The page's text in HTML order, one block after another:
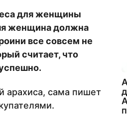
для женщины
женщина должна
все совсем не
считает, что
арахиса, сама пишет